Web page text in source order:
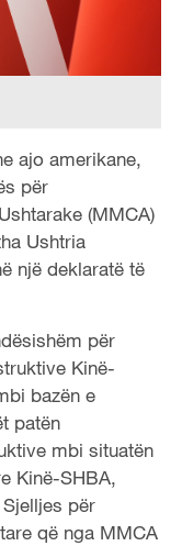
ajo amerikane,
për
(MMCA)
Ushtria
një deklaratë të
për
Kinë-
bazën e
patën
mbi situatën
Kinë-SHBA,
për
që nga MMCA